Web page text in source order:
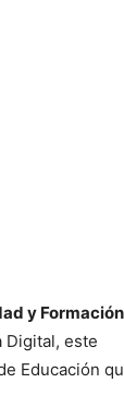
y Formación
Digital, este
Educación